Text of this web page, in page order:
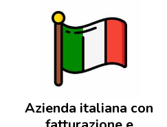
Azienda italiana con